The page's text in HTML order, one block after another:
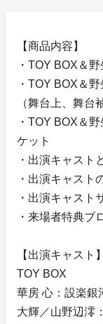
【商品内容】
・TOY BOX＆
・TOY BOX＆
（舞台上、舞台
・TOY BOX＆
ケット
・出演キャスト
・出演キャスト
・出演キャスト
・来場者特典ブ
【出演キャスト】
TOY BOX
華房 心：設楽銀
大輝／山野辺澪